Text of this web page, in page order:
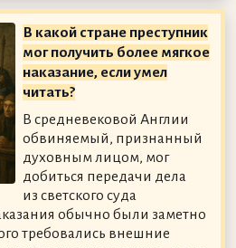
В какой стране преступник
мог получить более мягкое
наказание, если умел
читать?
В средневековой Англии
обвиняемый, признанный
духовным лицом, мог
добиться передачи дела
из светского суда
обычно были заметно
требовались внешние